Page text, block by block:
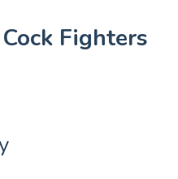
Fighters